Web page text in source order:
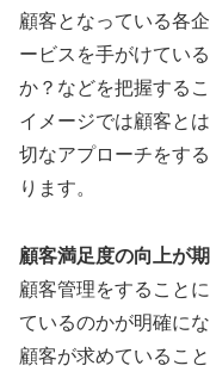
顧客となっている各
ービスを手がけてい
か？などを把握する
イメージでは顧客と
切なアプローチをす
ります。
顧客満足度の向上が
顧客管理をすること
ているのかが明確にな
顧客が求めているこ